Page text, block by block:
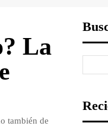
La
también de